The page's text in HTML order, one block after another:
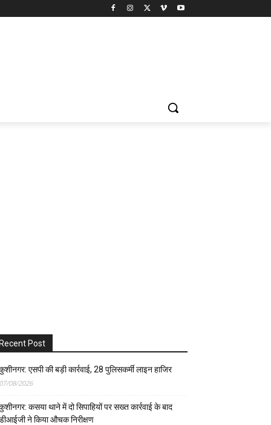
Recent Post
एसपी की बड़ी कार्रवाई, 28 पुलिसकर्मी लाइन हाजिर
07/08/2026
कसया थाने में दो सिपाहियों पर सख्त कार्रवाई के बाद
ने किया औचक निरीक्षण